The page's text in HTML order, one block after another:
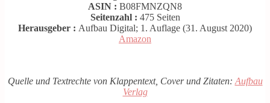
ASIN : B08FMNZQN8
Seitenzahl : 475 Seiten
Herausgeber : Aufbau Digital; 1. Auflage (31. August 2020)
Amazon
Quelle und Textrechte von Klappentext, Cover und Zitaten: Aufbau
Verlag